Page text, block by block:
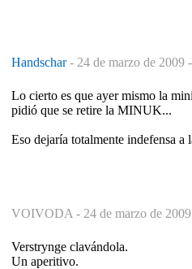
Handschar- 24 de marzo de 2009
Lo cierto es que ayer mismo la
pidió que se retire la MINUK...
Eso dejaría totalmente indefensa a
VOIVODA - 24 de marzo de
Verstrynge clavándola.
Un aperitivo.